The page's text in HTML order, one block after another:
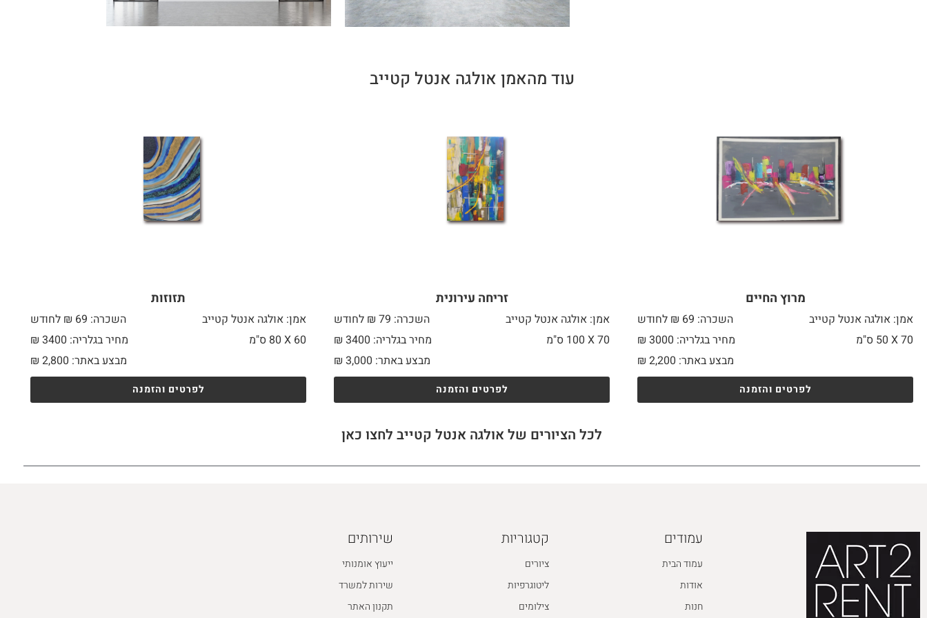
עוד מהאמן אולגה אנטל קטייב
מרוץ החיים
אמן: אולגה אנטל קטייב
השכרה: 69 ₪ לחודש
70 X
מחיר בגלריה: 3000 ₪
מבצע באתר:
₪ 2,200
לפרטים והזמנה
זריחה עירונית
אמן: אולגה אנטל קטייב
השכרה: 79 ₪ לחודש
70 X
מחיר בגלריה: 3400 ₪
מבצע באתר:
₪ 3,000
לפרטים והזמנה
תזוזות
אמן: אולגה אנטל קטייב
השכרה: 69 ₪ לחודש
60 X
מחיר בגלריה: 3400 ₪
מבצע באתר:
₪ 2,800
לפרטים והזמנה
לכל הציורים של אולגה אנטל קטייב לחצו כאן
עמודים
עמוד הבית
אודות
חנות
קטגוריות
ציורים
ליטוגרפיות
צילומים
שירותים
ייעוץ אומנותי
שירות למשרד
תקנון האתר